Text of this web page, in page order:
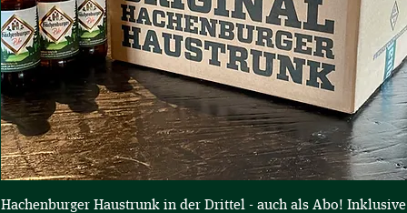
Schnellansicht
Hachenburger Haustrunk in der Drittel - auch als Abo! Inklusive